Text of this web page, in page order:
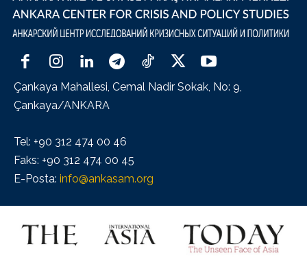
Çankaya Mahallesi, Cemal Nadir Sokak, No: 9,
Çankaya/ANKARA
Tel: +90 312 474 00 46
Faks: +90 312 474 00 45
E-Posta: info@ankasam.org